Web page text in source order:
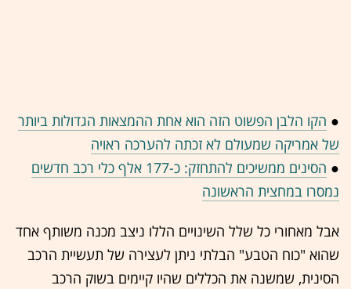
● הקו הלבן הפשוט הזה הוא אחת ההמצאות הגדולות ביותר
של אמריקה שמעולם לא זכתה להערכה ראויה
●
הסינים ממשיכים להתחזק: כ-177 אלף כלי רכב חדשים
נמסרו במחצית הראשונה
אבל מאחורי כל שלל השינויים הללו ניצב מכנה משותף אחד
שהוא "כוח הטבע" הבלתי ניתן לעצירה של תעשיית הרכב
הסינית, שמשנה את הכללים שהיו קיימים בשוק הרכב